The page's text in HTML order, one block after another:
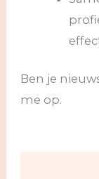
Ben je
me op.